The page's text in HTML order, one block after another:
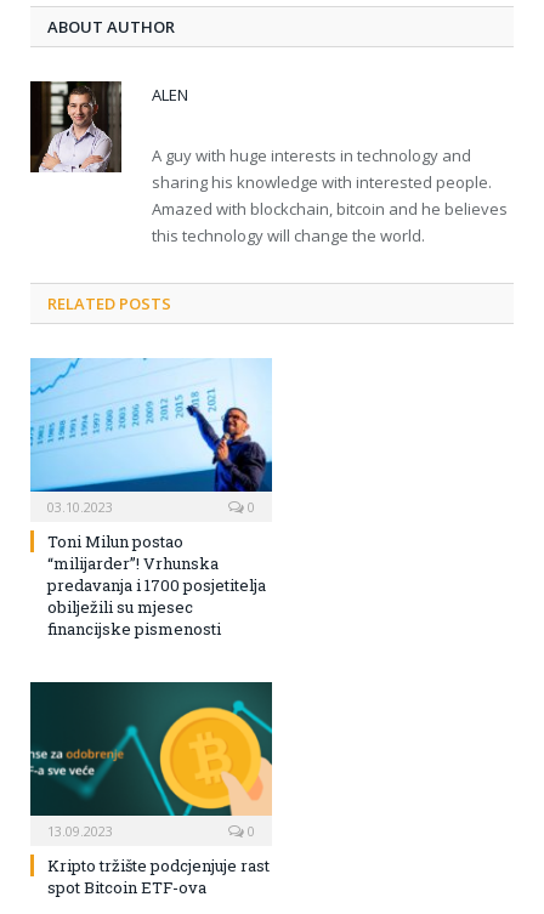
ABOUT AUTHOR
ALEN
A guy with huge interests in technology and
sharing his knowledge with interested people.
Amazed with blockchain, bitcoin and he believes
this technology will change the world.
RELATED POSTS
03.10.2023 0
Toni Milun postao
“milijarder”! Vrhunska
predavanja i 1700 posjetitelja
obilježili su mjesec
financijske pismenosti
13.09.2023 0
Kripto tržište podcjenjuje rast
spot Bitcoin ETF-ova